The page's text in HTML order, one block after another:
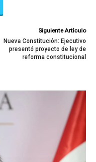
Siguiente Artículo
Nueva Constitución: Ejecutivo
presentó proyecto de ley de
reforma constitucional